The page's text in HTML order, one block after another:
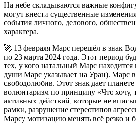
На небе складываются важные
могут внести существенные
события личного, делового,
характера.
🚀 13 февраля Марс перешёл в знак
по 23 марта 2024 года. Этот период
тех, у кого натальный Марс
души Марс указывает на Уран). Марс
свободолюбив. Этот знак дает планете
волюнтаризм по принципу «Что хочу,
активных действий, которые не
рамки, разрушение стереотипов
Марсу мотивацию менять всё резко и